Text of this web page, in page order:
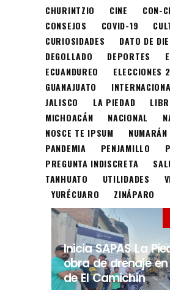
CHURINTZIO
CINE
CON-
CONSEJOS
COVID-19
CURIOSIDADES
DATO DE
DEGOLLADO
DEPORTES
ECUANDUREO
ELECCIONES
GUANAJUATO
JALISCO
LA PIEDAD
MICHOACÁN
NACIONAL
NOSCE TE IPSUM
NUMARÁN
PANDEMIA
PENJAMILLO
PREGUNTA INDISCRETA
TANHUATO
UTILIDADES
YURÉCUARO
ZINÁPARO
Inicia SAPAS La
obra de drenaje
de El Camichín